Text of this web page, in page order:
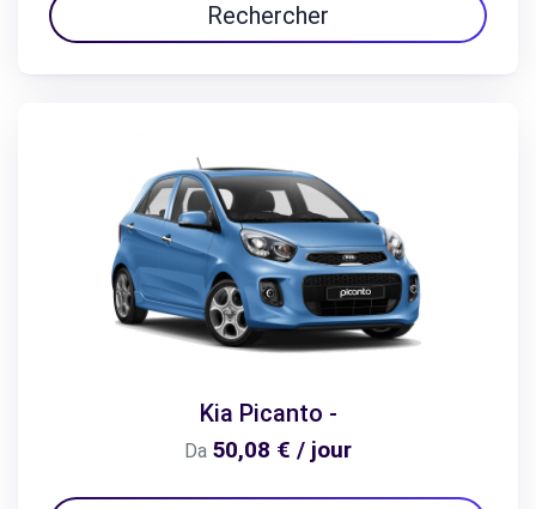
Rechercher
Kia Picanto -
Da 50,08 € / jour